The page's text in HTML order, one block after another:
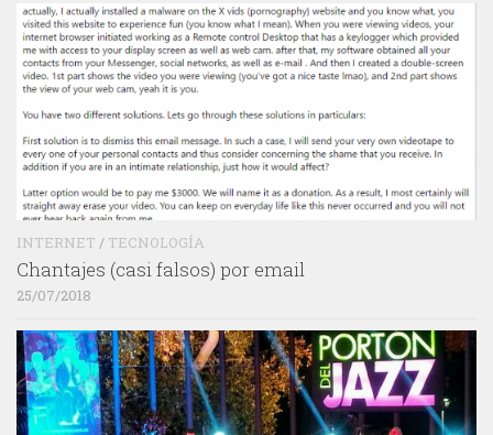
INTERNET / TECNOLOGÍA
Chantajes (casi falsos) por email
25/07/2018